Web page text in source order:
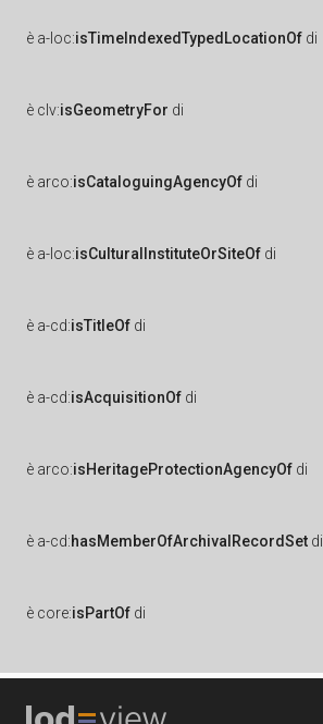
è a-loc:isTimeIndexedTypedLocationOf di
è clv:isGeometryFor di
è arco:isCataloguingAgencyOf di
è a-loc:isCulturalInstituteOrSiteOf di
è a-cd:isTitleOf di
è a-cd:isAcquisitionOf di
è arco:isHeritageProtectionAgencyOf di
è a-cd:hasMemberOfArchivalRecordSet di
è core:isPartOf di